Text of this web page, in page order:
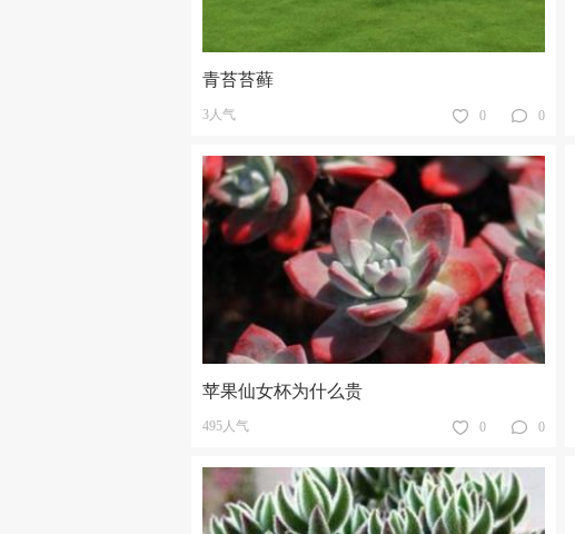
青苔苔藓
3人气 0 0
苹果仙女杯为什么贵
495人气 0 0